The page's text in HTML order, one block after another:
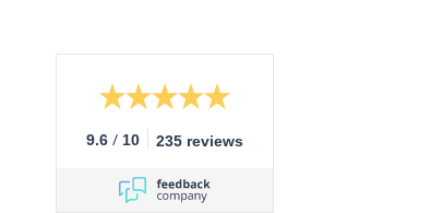
9.6 / 10 235 reviews